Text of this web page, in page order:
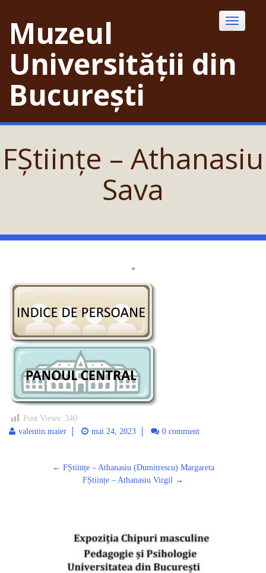
contentMuzeul
Universității din
București
Toggle
FȘtiințe – Athanasiu
Sava
*
Post Views: 340
valentin.maier
mai 24, 2023 0 comment
← FȘtiințe – Athanasiu (Dumitrescu) Margareta
FȘtiințe – Athanasiu Virgil →